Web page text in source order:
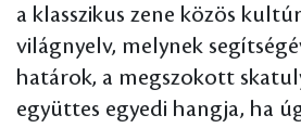
a klasszikus zene közös
világnyelv, melynek
határok, a megszokott
együttes egyedi hangja, ha